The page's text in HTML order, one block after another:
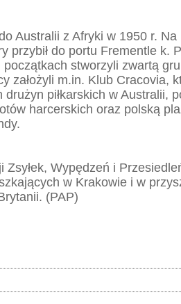
Australii z Afryki w 1950 r. Na
przybił do portu Frementle k.
stworzyli zwartą
założyli m.in. Klub Cracovia,
drużyn piłkarskich w Australii,
harcerskich oraz polską
Zsyłek, Wypędzeń i
w Krakowie i w
(PAP)